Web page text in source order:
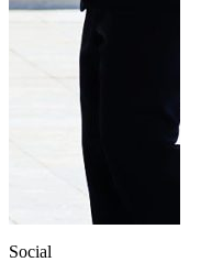
Social